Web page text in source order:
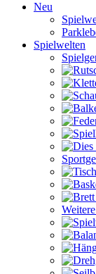
Neu
Spielwelten